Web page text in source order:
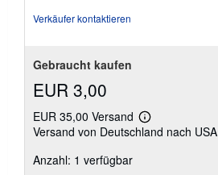
Verkäufer kontaktieren
Gebraucht kaufen
EUR 3,00
EUR 35,00 Versand
Weitere
Informationen
Versand von Deutschland nach USA
Anzahl: 1 verfügbar